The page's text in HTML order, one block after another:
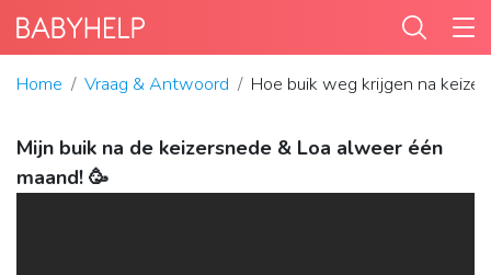
Home Vraag & Antwoord Hoe buik weg krijgen na
Mijn buik na de keizersnede & Loa alweer één
maand! 🥳